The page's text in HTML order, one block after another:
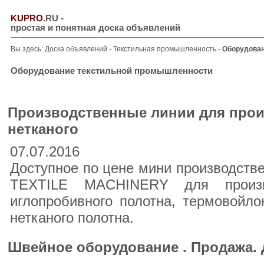
KUPRO.RU -
простая и понятная доска объявлений
Вы здесь: Доска объявлений - Текстильная промышленность -
Оборудование текстильной промышленности
Производственные линии для
нетканого
07.07.2016
Доступное по цене мини
TEXTILE MACHINERY для
иглопробивного полотна,
нетканого полотна.
Швейное оборудование . Продажа.